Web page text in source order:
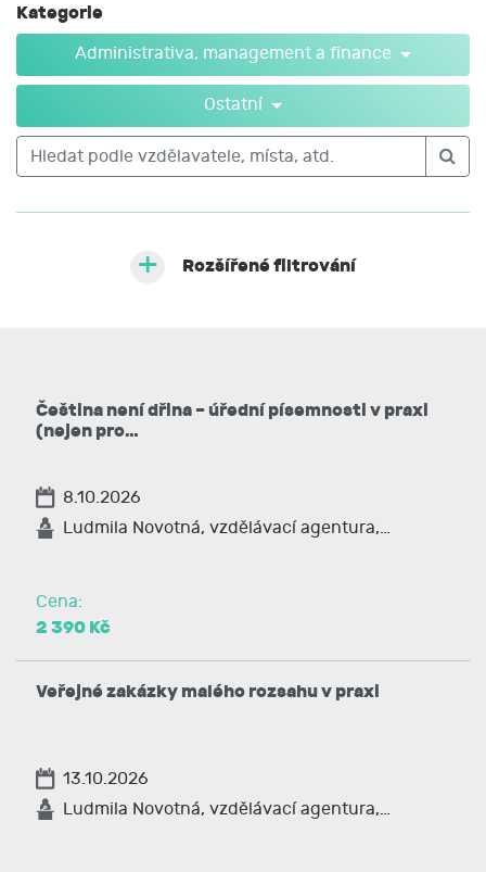
firmách nebo psychologické aspekty práce s
lidmi. Rekvalifikační kurzy se také zaměřují na
specifické aspekty administrativy a správy
dokumentů, jako je třeba archivní a spisová
služba.
Kategorie
Administrativa, management a finance
Ostatní
Rozšířené filtrování
Čeština není dřina – úřední písemnosti v praxi
(nejen pro…
8.10.2026
Ludmila Novotná, vzdělávací agentura,…
Cena:
2 390 Kč
Veřejné zakázky malého rozsahu v praxi
13.10.2026
Ludmila Novotná, vzdělávací agentura,…